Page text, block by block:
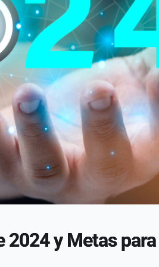
2024 y Metas